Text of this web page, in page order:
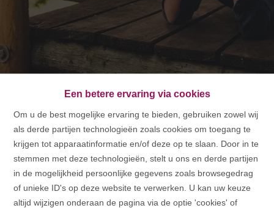
Een betere ervaring via cookies
Om u de best mogelijke ervaring te bieden, gebruiken zowel wij
als derde partijen technologieën zoals cookies om toegang te
krijgen tot apparaatinformatie en/of deze op te slaan. Door in te
stemmen met deze technologieën, stelt u ons en derde partijen
in de mogelijkheid persoonlijke gegevens zoals browsegedrag
of unieke ID's op deze website te verwerken. U kan uw keuze
altijd wijzigen onderaan de pagina via de optie 'cookies' of
HOME
HOME